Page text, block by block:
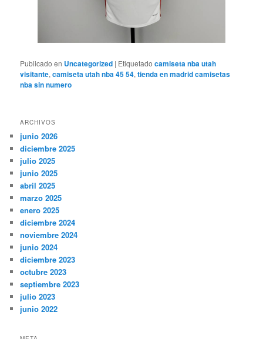
Publicado en Uncategorized | Etiquetado camiseta nba utah
visitante,camiseta utah nba 45 54,tienda en madrid camisetas
nba sin numero
ARCHIVOS
junio 2026
diciembre 2025
julio 2025
junio 2025
abril 2025
marzo 2025
enero 2025
diciembre 2024
noviembre 2024
junio 2024
diciembre 2023
octubre 2023
septiembre 2023
julio 2023
junio 2022